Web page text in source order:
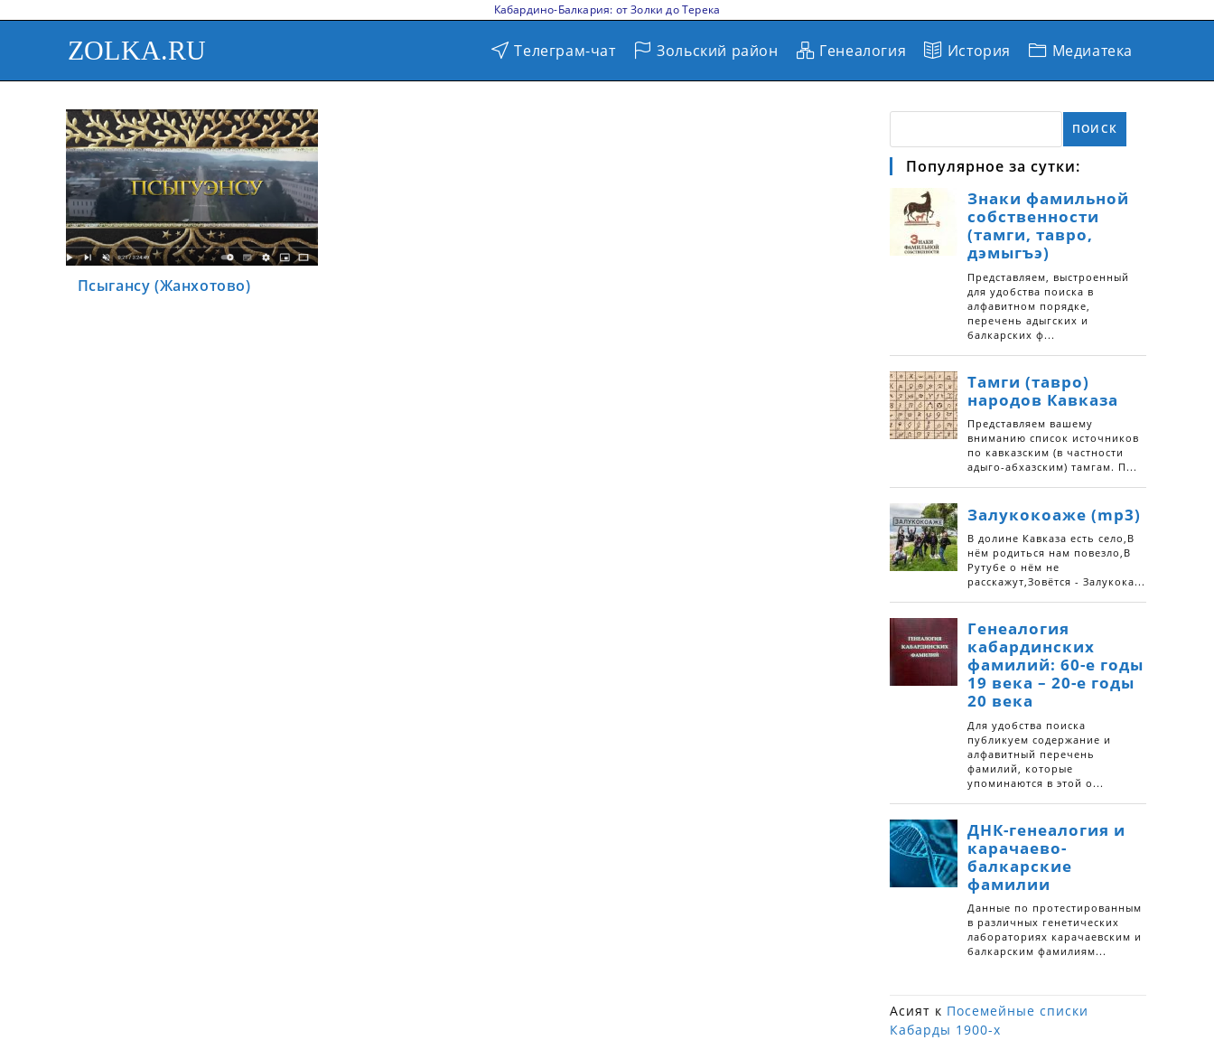
Кабардино-Балкария: от Золки до Терека
ZOLKA.RU Телеграм-чат Зольский район Генеалогия История Медиатека
Псыгансу (Жанхотово)
ПОИСК
Популярное за сутки:
Асият к Посемейные списки
Кабарды 1900-х